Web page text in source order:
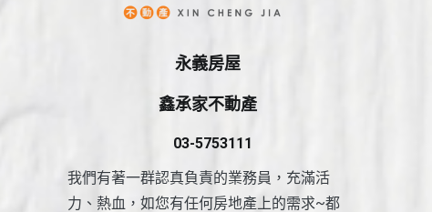
永義房屋
鑫承家不動產
03-5753111
我們有著一群認真負責的業務員，充滿活
力、熱血，如您有任何房地產上的需求~都